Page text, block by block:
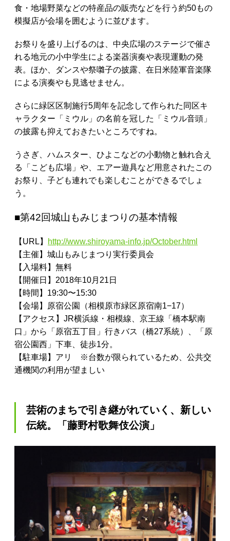
食・地場野菜などの特産品の販売などを行う約50もの
模擬店が会場を囲むように並びます。
お祭りを盛り上げるのは、中央広場のステージで催さ
れる地元の小中学生による楽器演奏や表現運動の発
表。ほか、ダンスや祭囃子の披露、在日米陸軍音楽隊
による演奏やも見逃せません。
さらに緑区区制施行5周年を記念して作られた同区キ
ャラクター「ミウル」の名前を冠した「ミウル音頭」
の披露も抑えておきたいところですね。
うさぎ、ハムスター、ひよこなどの小動物と触れ合え
る「こども広場」や、エアー遊具など用意されたこの
お祭り、子ども連れでも楽しむことができるでしょ
う。
■第42回城山もみじまつりの基本情報
【URL】
http://www.shiroyama-info.jp/October.html
【主催】城山もみじまつり実行委員会
【入場料】無料
【開催日】2018年10月21日
【時間】19:30〜15:30
【会場】原宿公園（相模原市緑区原宿南1−17）
【アクセス】JR横浜線・相模線、京王線「橋本駅南
口」から「原宿五丁目」行きバス（橋27系統）、「原
宿公園西」下車、徒歩1分。
【駐車場】アリ ※台数が限られているため、公共交
通機関の利用が望ましい
芸術のまちで引き継がれていく、新しい
伝統。「藤野村歌舞伎公演」